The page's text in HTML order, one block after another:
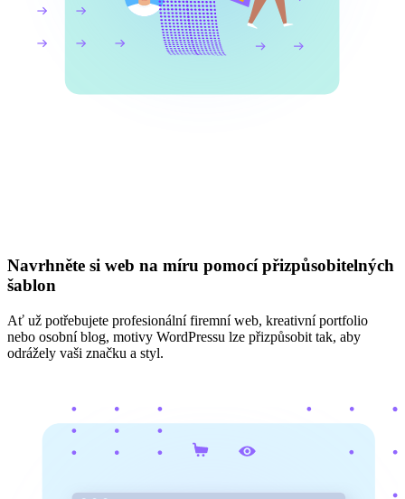
Navrhněte si web na míru pomocí přizpůsobitelných
šablon
Ať už potřebujete profesionální firemní web, kreativní portfolio
nebo osobní blog, motivy WordPressu lze přizpůsobit tak, aby
odrážely vaši značku a styl.